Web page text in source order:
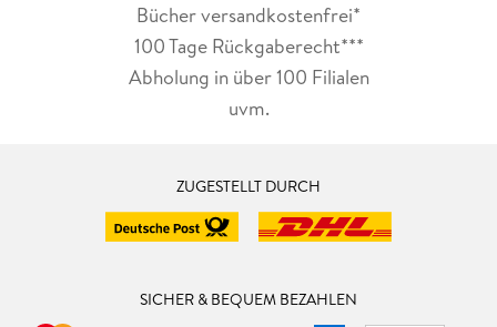
Bücher versandkostenfrei*
100 Tage Rückgaberecht***
Abholung in über 100 Filialen
uvm.
ZUGESTELLT DURCH
SICHER & BEQUEM BEZAHLEN